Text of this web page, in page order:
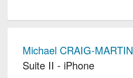
Michael CRAIG-MARTIN
Suite II - iPhone